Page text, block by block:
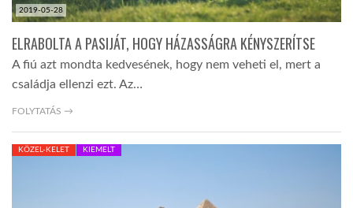
A NAP SZÉPE
LINKTR.EE
2019-05-28
ELRABOLTA A PASIJÁT, HOGY HÁZASSÁGRA KÉNYSZERÍTSE
A fiú azt mondta kedvesének, hogy nem veheti el, mert a
családja ellenzi ezt. Az…
FOLYTATÁS →
KÖZEL-KELET KIEMELT